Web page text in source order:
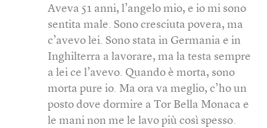
Aveva 51 anni, l’angelo mio, e io mi sono
sentita male. Sono cresciuta povera, ma
c’avevo lei. Sono stata in Germania e in
Inghilterra a lavorare, ma la testa sempre
a lei ce l’avevo. Quando è morta, sono
morta pure io. Ma ora va meglio, c’ho un
posto dove dormire a Tor Bella Monaca e
le mani non me le lavo più così spesso.